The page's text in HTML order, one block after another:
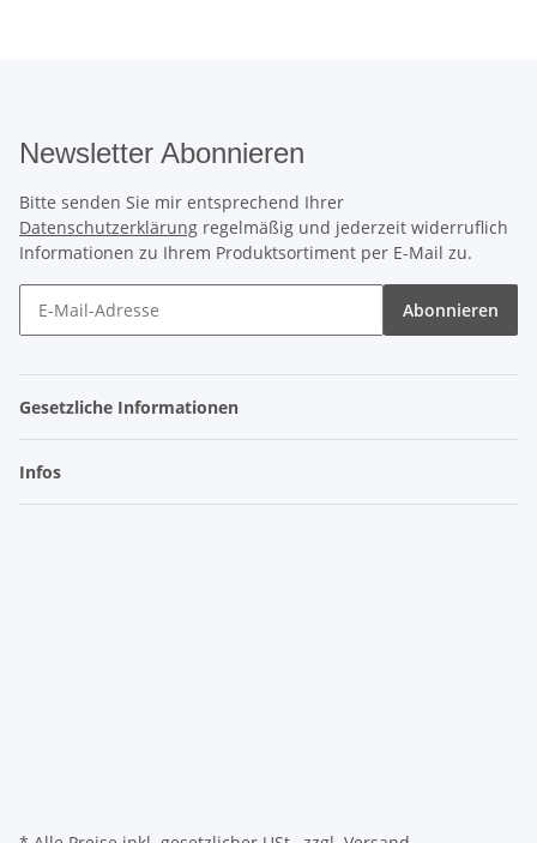
Newsletter Abonnieren
Bitte senden Sie mir entsprechend Ihrer
Datenschutzerklärung regelmäßig und jederzeit widerruflich
Informationen zu Ihrem Produktsortiment per E-Mail zu.
Abonnieren
Gesetzliche Informationen
Infos